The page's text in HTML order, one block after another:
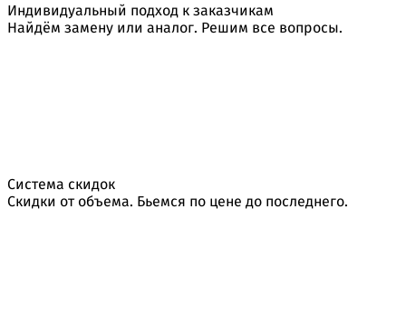
Индивидуальный подход к заказчикам
Найдём замену или аналог. Решим все вопросы.
Система скидок
Скидки от объема. Бьемся по цене до последнего.